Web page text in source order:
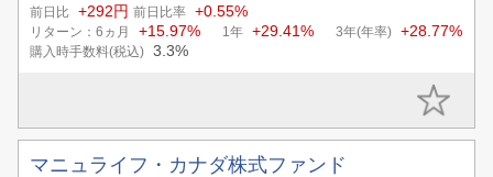
前日比 +292円 前日比率 +0.55%
リターン：6ヵ月 +15.97% 1年 +29.41% 3年(年率) +28.77%
購入時手数料(税込) 3.3%
マニュライフ・カナダ株式ファンド